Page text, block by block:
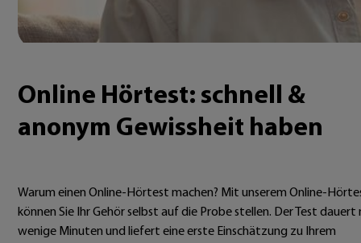
Online Hörtest: schnell &
anonym Gewissheit haben
Warum einen Online-Hörtest machen? Mit unserem Online-
können Sie Ihr Gehör selbst auf die Probe stellen. Der Test dauert
wenige Minuten und liefert eine erste Einschätzung zu Ihrem